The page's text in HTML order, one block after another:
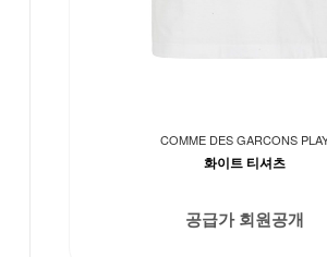
COMME DES GARCONS
화이트 티셔츠
공급가 회원공개